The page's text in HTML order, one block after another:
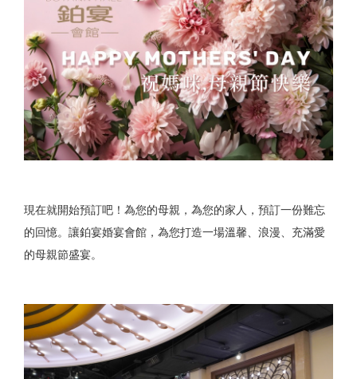
現在就開始預訂吧！為您的母親，為您的家人，預訂一份難忘
的回憶。讓鉑宴婚宴會館，為您打造一場溫馨、浪漫、充滿愛
的母親節盛宴。